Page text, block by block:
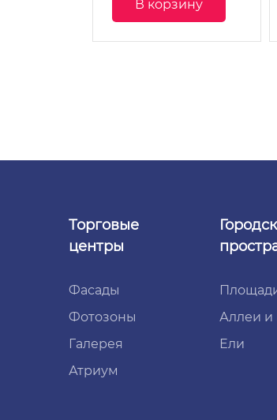
В корзину
Торговые
центры
Фасады
Фотозоны
Галерея
Атриум
Аллеи и
Ели